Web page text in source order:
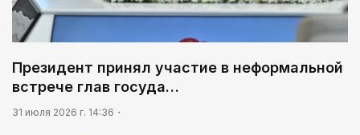
Президент принял участие в неформальной
встрече глав госуда…
31 июля 2026 г. 14:36